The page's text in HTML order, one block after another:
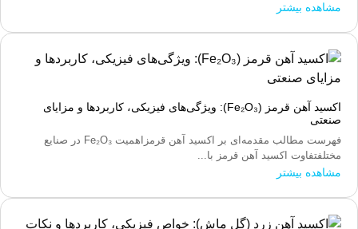
مشاهده بیشتر
اکسید آهن قرمز (Fe₂O₃): ویژگی‌های فیزیکی، کاربردها و مزایای
صنعتی
فهرست مطالب مقدمه‌ای بر اکسید آهن قرمزاهمیت Fe₂O₃ در صنایع
مختلفتفاوت اکسید آهن قرمز با...
مشاهده بیشتر